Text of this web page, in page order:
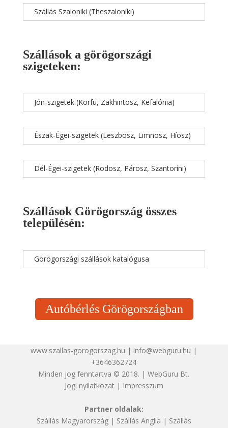
Szállás Szaloniki (Theszaloníki)
Szállások a görögországi
szigeteken:
Jón-szigetek (Korfu, Zakhintosz, Kefalónia)
Észak-Égei-szigetek (Leszbosz, Limnosz, Híosz)
Dél-Égei-szigetek (Rodosz, Párosz, Szantoríni)
Szállások Görögország összes
településén:
Görögországi szállások katalógusa
Autóbérlés Görögországban
www.szallas-gorogorszag.hu | info@webguru.hu |
+3646362724
Minden jog fenntartva © 2018. | WebGuru Bt.
Jogi nyilatkozat| Impresszum
Partner oldalak:
Szállás Magyarország| Szállás Anglia | Szállás